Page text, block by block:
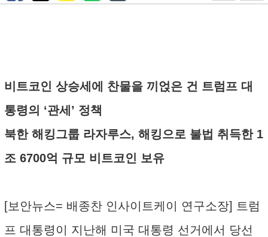
비트코인 상승세에 찬물을 끼얹은 건 트럼프 대
통령의 ‘관세’ 정책
북한 해킹그룹 라자루스, 해킹으로 불법 취득한 1
조 6700억 규모 비트코인 보유
[보안뉴스= 배종찬 인사이트케이 연구소장] 트럼
프 대통령이 지난해 미국 대통령 선거에서 당선